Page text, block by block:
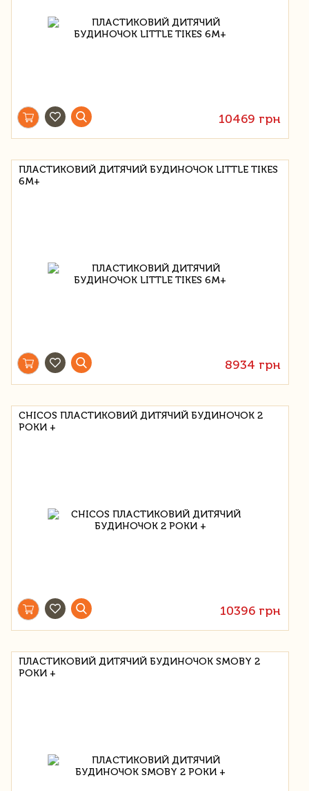
10469 грн
ПЛАСТИКОВИЙ ДИТЯЧИЙ БУДИНОЧОК LITTLE TIKES
6М+
8934 грн
CHICOS ПЛАСТИКОВИЙ ДИТЯЧИЙ БУДИНОЧОК 2
РОКИ +
10396 грн
ПЛАСТИКОВИЙ ДИТЯЧИЙ БУДИНОЧОК SMOBY 2
РОКИ +